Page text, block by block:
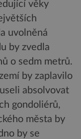
věky
uvolněná
by zvedla
o sedm metrů.
by zaplavilo
absolvovat
gondoliérů,
města by
by se